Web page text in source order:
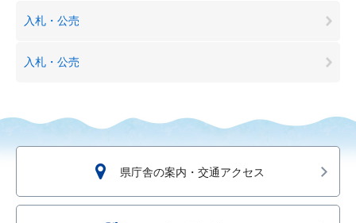
入札・公売
入札・公売
県庁舎の案内・交通アクセス